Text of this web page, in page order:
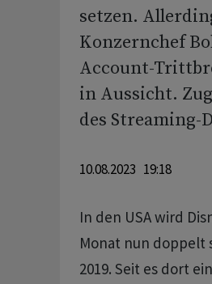
setzen.
Konzernchef
Account-
in Aussicht.
des Streaming-
10.08.2023 19:18
In den USA wird
Monat nun doppelt
2019. Seit es dort